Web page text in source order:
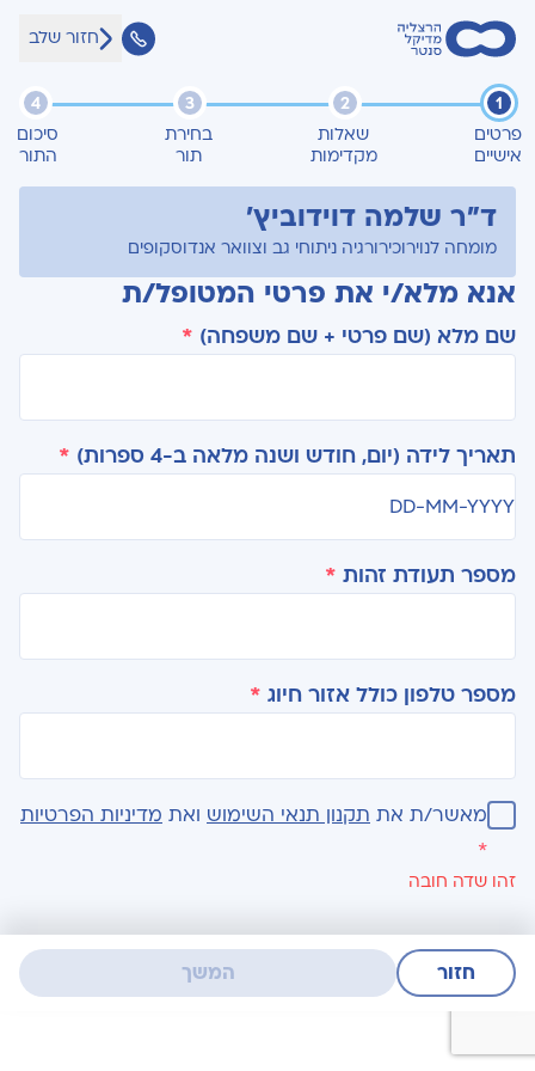
חזור שלב
1
פרטים
אישיים
2
שאלות
מקדימות
3
בחירת
תור
4
סיכום
התור
ד"ר שלמה דוידוביץ'
מומחה לנוירוכירורגיה ניתוחי גב וצוואר אנדוסקופים
אנא מלא/י את פרטי המטופל/ת
שם מלא (שם פרטי + שם משפחה) *
תאריך לידה (יום, חודש ושנה מלאה ב-4 ספרות) *
מספר תעודת זהות *
מספר טלפון כולל אזור חיוג *
מאשר/ת את תקנון תנאי השימוש ואת מדיניות הפרטיות
*
זהו שדה חובה
חזור המשך